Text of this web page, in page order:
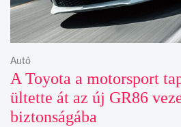
A Toyota a motorsport
ültette át az új GR86
biztonságába
Autó